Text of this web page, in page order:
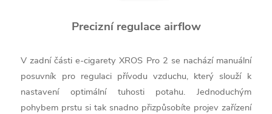
Precizní regulace airflow
V zadní části e-cigarety XROS Pro 2 se nachází manuální
posuvník pro regulaci přívodu vzduchu, který slouží k
nastavení optimální tuhosti potahu. Jednoduchým
pohybem prstu si tak snadno přizpůsobíte projev zařízení